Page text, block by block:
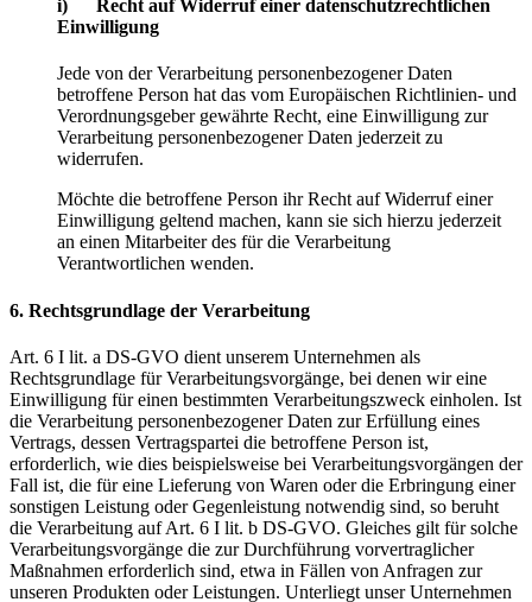
i) Recht auf Widerruf einer datenschutzrechtlichen
Einwilligung
Jede von der Verarbeitung personenbezogener Daten
betroffene Person hat das vom Europäischen Richtlinien- und
Verordnungsgeber gewährte Recht, eine Einwilligung zur
Verarbeitung personenbezogener Daten jederzeit zu
widerrufen.
Möchte die betroffene Person ihr Recht auf Widerruf einer
Einwilligung geltend machen, kann sie sich hierzu jederzeit
an einen Mitarbeiter des für die Verarbeitung
Verantwortlichen wenden.
6. Rechtsgrundlage der Verarbeitung
Art. 6 I lit. a DS-GVO dient unserem Unternehmen als
Rechtsgrundlage für Verarbeitungsvorgänge, bei denen wir eine
Einwilligung für einen bestimmten Verarbeitungszweck einholen. Ist
die Verarbeitung personenbezogener Daten zur Erfüllung eines
Vertrags, dessen Vertragspartei die betroffene Person ist,
erforderlich, wie dies beispielsweise bei Verarbeitungsvorgängen der
Fall ist, die für eine Lieferung von Waren oder die Erbringung einer
sonstigen Leistung oder Gegenleistung notwendig sind, so beruht
die Verarbeitung auf Art. 6 I lit. b DS-GVO. Gleiches gilt für solche
Verarbeitungsvorgänge die zur Durchführung vorvertraglicher
Maßnahmen erforderlich sind, etwa in Fällen von Anfragen zur
unseren Produkten oder Leistungen. Unterliegt unser Unternehmen